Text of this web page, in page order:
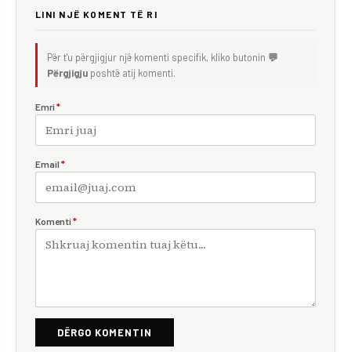
LINI NJË KOMENT TË RI
Për t'u përgjigjur një komenti specifik, kliko butonin 💬
Përgjigju poshtë atij komenti.
Emri *
Email *
Komenti *
DËRGO KOMENTIN